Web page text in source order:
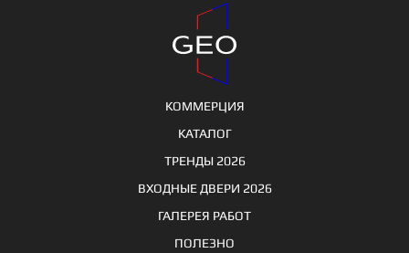
КОММЕРЦИЯ
КАТАЛОГ
ТРЕНДЫ 2026
ВХОДНЫЕ ДВЕРИ 2026
ГАЛЕРЕЯ РАБОТ
ПОЛЕЗНО